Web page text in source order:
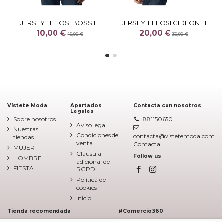
JERSEY TIFFOSI BOSS H
10,00 €19,99 €
JERSEY TIFFOSI GIDEON H
20,00 €39,99 €
Vístete Moda
Sobre nosotros
Nuestras
tiendas
MUJER
HOMBRE
FIESTA
Apartados
Legales
Aviso legal
Condiciones de
venta
Cláusula
adicional de
RGPD
Política de
cookies
Inicio
Contacta con nosotros
881150650
contacta@vistetemoda.com
Contacta
Follow us
Tienda recomendada #Comercio360